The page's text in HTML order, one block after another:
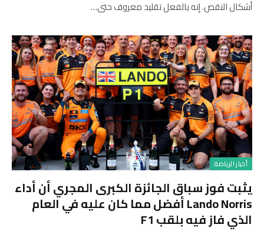
أشكال النقص. إنه بالفعل تقليد معروف حتى…
أخبار الرياضة
يثبت فوز سباق الجائزة الكبرى المجري أن أداء
Lando Norris أفضل مما كان عليه في العام
الذي فاز فيه بلقب F1